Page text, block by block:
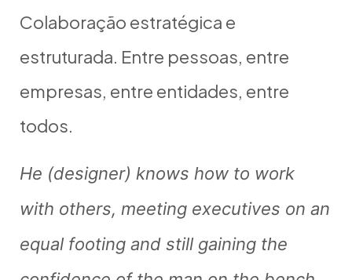
Colaboração estratégica e
estruturada. Entre pessoas, entre
empresas, entre entidades, entre
todos.
He (designer) knows how to work
with others, meeting executives on an
equal footing and still gaining the